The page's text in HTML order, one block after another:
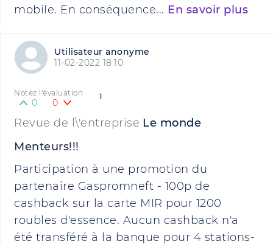
mobile. En conséquence... En savoir plus
Utilisateur anonyme
11-02-2022 18:10
1
Notez l'évaluation
0 0
Revue de l\'entreprise Le monde
Menteurs!!!
Participation à une promotion du
partenaire Gaspromneft - 100p de
cashback sur la carte MIR pour 1200
roubles d'essence. Aucun cashback n'a
été transféré à la banque pour 4 stations-